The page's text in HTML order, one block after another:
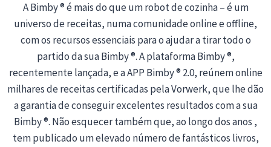
A Bimby ® é mais do que um robot de cozinha – é um
universo de receitas, numa comunidade online e offline,
com os recursos essenciais para o ajudar a tirar todo o
partido da sua Bimby ®. A plataforma Bimby ®,
recentemente lançada, e a APP Bimby ® 2.0, reúnem online
milhares de receitas certificadas pela Vorwerk, que lhe dão
a garantia de conseguir excelentes resultados com a sua
Bimby ®. Não esquecer também que, ao longo dos anos ,
tem publicado um elevado número de fantásticos livros,